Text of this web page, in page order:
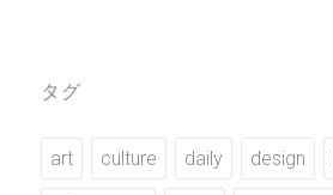
タグ
art culture daily design